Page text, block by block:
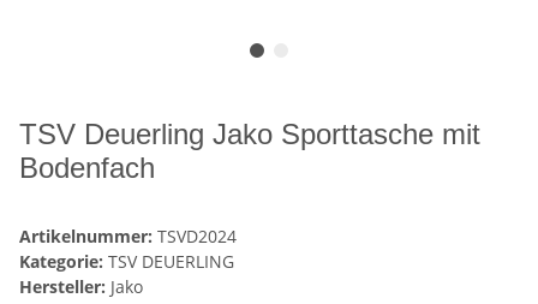
TSV Deuerling Jako Sporttasche mit
Bodenfach
Artikelnummer: TSVD2024
Kategorie: TSV DEUERLING
Hersteller: Jako